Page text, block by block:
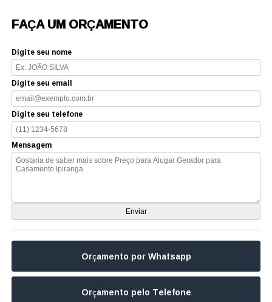
FAÇA UM ORÇAMENTO
Digite seu nome
Digite seu email
Digite seu telefone
Mensagem
Orçamento por Whatsapp
Orçamento pelo Telefone